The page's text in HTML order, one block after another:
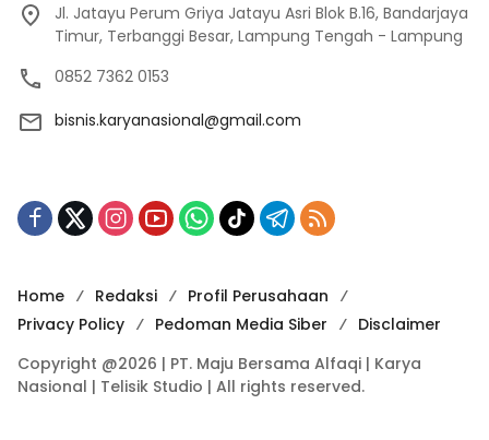
Jl. Jatayu Perum Griya Jatayu Asri Blok B.16, Bandarjaya
Timur, Terbanggi Besar, Lampung Tengah - Lampung
0852 7362 0153
bisnis.karyanasional@gmail.com
Home Redaksi
Profil Perusahaan
Privacy Policy
Pedoman Media Siber
Disclaimer
Copyright @2026 | PT. Maju Bersama Alfaqi | Karya
Nasional | Telisik Studio | All rights reserved.